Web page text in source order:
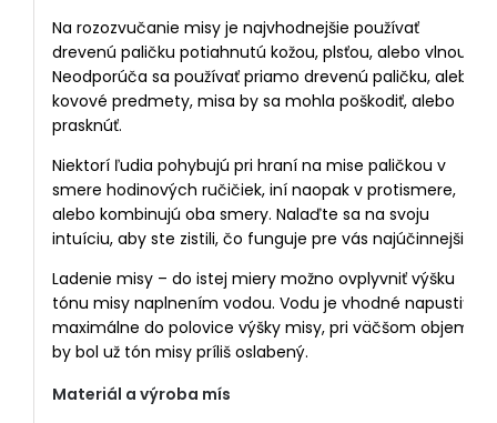
Na rozozvučanie misy je najvhodnejšie používať
drevenú paličku potiahnutú kožou, plsťou, alebo vlnou.
Neodporúča sa používať priamo drevenú paličku, alebo
kovové predmety, misa by sa mohla poškodiť, alebo
prasknúť.
Niektorí ľudia pohybujú pri hraní na mise paličkou v
smere hodinových ručičiek, iní naopak v protismere,
alebo kombinujú oba smery. Nalaďte sa na svoju
intuíciu, aby ste zistili, čo funguje pre vás najúčinnejšie.
Ladenie misy – do istej miery možno ovplyvniť výšku
tónu misy naplnením vodou. Vodu je vhodné napustiť
maximálne do polovice výšky misy, pri väčšom objeme
by bol už tón misy príliš oslabený.
Materiál a výroba mís